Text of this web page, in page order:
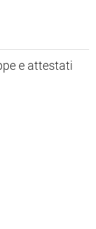
e attestati